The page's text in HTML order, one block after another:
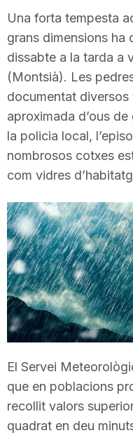
i
u
t
d
e
T
a
Una forta tempesta
grans dimensions ha
dissabte a la tarda a
(Montsià). Les
documentat diversos
aproximada d’ous
la policia local,
nombrosos cotxes
com vidres
El Servei
que en poblacions
recollit valors
quadrat en deu